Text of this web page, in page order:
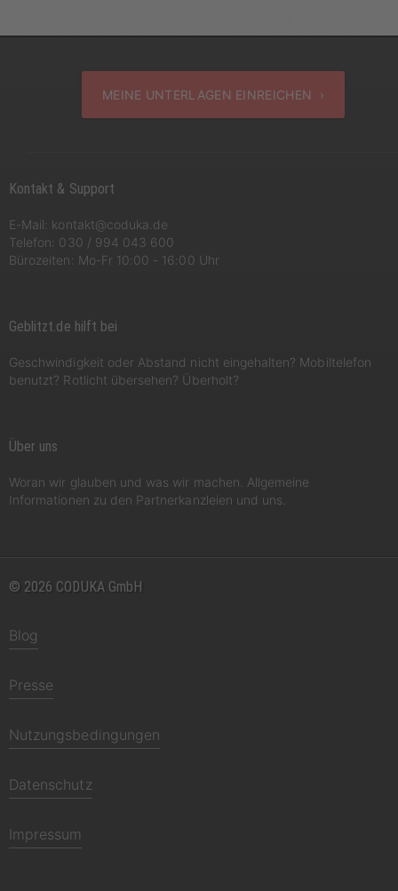
MEINE UNTERLAGEN EINREICHEN ›
Kontakt & Support
E-Mail: kontakt@coduka.de
Telefon: 030 / 994 043 600
Bürozeiten: Mo-Fr 10:00 - 16:00 Uhr
Geblitzt.de hilft bei
Geschwindigkeit oder Abstand nicht eingehalten? Mobiltelefon
benutzt? Rotlicht übersehen? Überholt?
Über uns
Woran wir glauben und was wir machen. Allgemeine
Informationen zu den Partnerkanzleien und uns.
© 2026 CODUKA GmbH
Blog
Presse
Nutzungsbedingungen
Datenschutz
Impressum